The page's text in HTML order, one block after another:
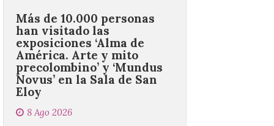
exposiciones ‘Alma de
América. Arte y mito
precolombino’ y ‘Mundus
Novus’ en la Sala de San
Eloy
8 Ago 2026